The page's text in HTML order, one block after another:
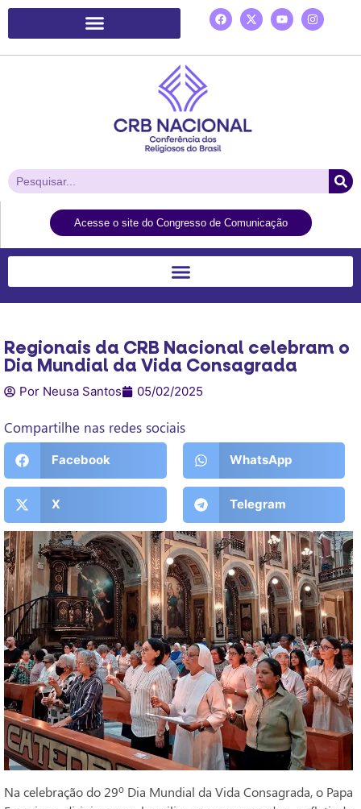
Acesse o site do Congresso de Comunicação
Regionais da CRB Nacional celebram o
Dia Mundial da Vida Consagrada
Por Neusa Santos 05/02/2025
Compartilhe nas redes sociais
Facebook WhatsApp
X Telegram
Na celebração do 29º Dia Mundial da Vida Consagrada, o Papa